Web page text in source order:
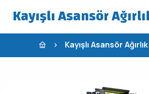
Kayışlı Asansör
Kayışlı Asansör